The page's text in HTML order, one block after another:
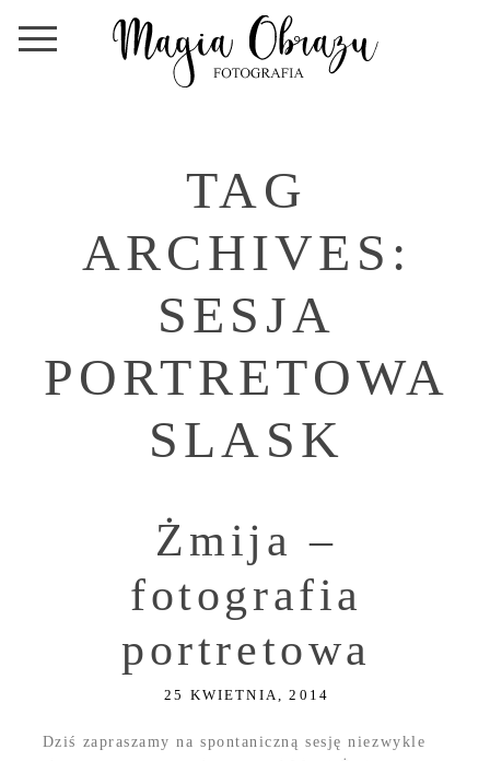
TAG
ARCHIVES:
SESJA
PORTRETOWA
SLASK
Żmija –
fotografia
portretowa
25 KWIETNIA, 2014
Dziś zapraszamy na spontaniczną sesję niezwykle